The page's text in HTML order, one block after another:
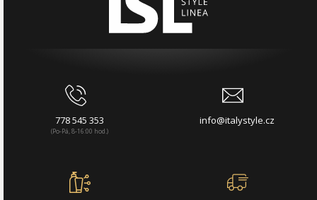
778 545 353
(Po-Pá, 8-16:00 hod.)
info@italystyle.cz